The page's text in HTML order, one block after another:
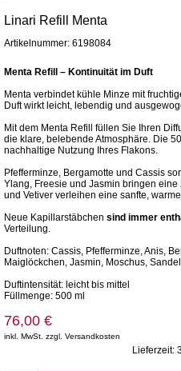
Linari Refill Menta
Artikelnummer: 6198084
Menta Refill – Kontinuität im Duft
Menta verbindet kühle Minze mit
Duft wirkt leicht, lebendig und
Mit dem Menta Refill füllen Sie Ihren
die klare, belebende Atmosphäre. Die
nachhaltige Nutzung Ihres Flakons.
Pfefferminze, Bergamotte und Cassis
Ylang, Freesie und Jasmin bringen
und Vetiver verleihen eine sanfte,
Neue Kapillarstäbchen sind immer
Verteilung.
Duftnoten: Cassis, Pfefferminze, Anis,
Maiglöckchen, Jasmin, Moschus,
Duftintensität: leicht bis mittel
Füllmenge: 500 ml
76,00 €
inkl. MwSt. zzgl. Versandkosten
Lieferzeit: